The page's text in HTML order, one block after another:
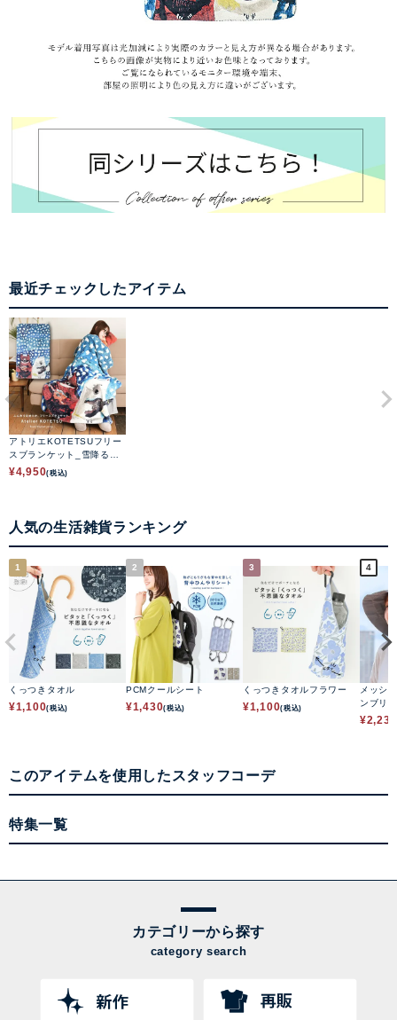
最近チェックしたアイテム
アトリエKOTETSUフリー
スブランケット_雪降るデ
ュオ
¥4,950(税込)
人気の生活雑貨ランキング
1
くっつきタオル
¥1,100(税込)
2
PCMクールシート
¥1,430(税込)
3
くっつきタオルフラワー
¥1,100(税込)
4
メッシ
ンブリ
¥2,231
このアイテムを使用したスタッフコーデ
特集一覧
カテゴリーから探す
category search